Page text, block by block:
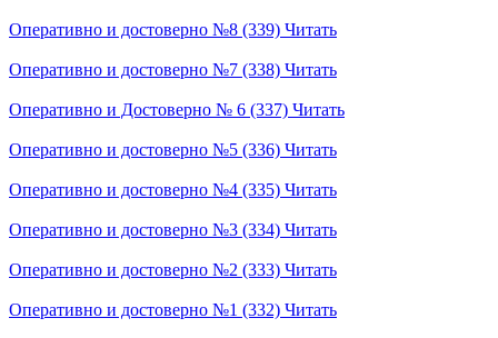
Оперативно и достоверно №8 (339) Читать
Оперативно и достоверно №7 (338) Читать
Оперативно и Достоверно № 6 (337) Читать
Оперативно и достоверно №5 (336) Читать
Оперативно и достоверно №4 (335) Читать
Оперативно и достоверно №3 (334) Читать
Оперативно и достоверно №2 (333) Читать
Оперативно и достоверно №1 (332) Читать